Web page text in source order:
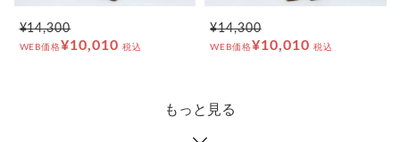
¥14,300
WEB価格¥10,010 税込
¥14,300
WEB価格¥10,010 税込
もっと見る